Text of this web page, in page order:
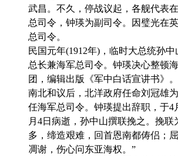
武昌。不久，停战议起，各舰代表
总司令，钟瑛为副司令。因璧光在
总司令。
民国元年(1912年)，临时大总统孙
总长兼海军总司令。钟瑛决心整顿
团，编辑出版《军中白话宣讲书》。
南北和议后，北洋政府任命刘冠雄
任海军总司令。钟瑛提出辞职，于4
月4日病逝，孙中山撰联挽之。挽联
多，缔造艰难，回首恩南都俦侣；
凋谢，伤心问东亚海权。”